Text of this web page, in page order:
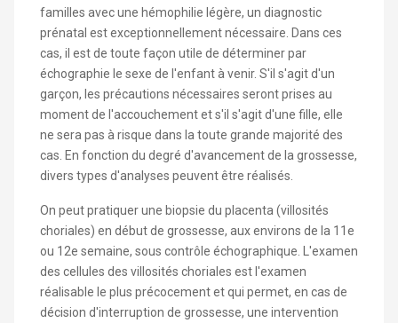
familles avec une hémophilie légère, un diagnostic
prénatal est exceptionnellement nécessaire. Dans ces
cas, il est de toute façon utile de déterminer par
échographie le sexe de l'enfant à venir. S'il s'agit d'un
garçon, les précautions nécessaires seront prises au
moment de l'accouchement et s'il s'agit d'une fille, elle
ne sera pas à risque dans la toute grande majorité des
cas. En fonction du degré d'avancement de la grossesse,
divers types d'analyses peuvent être réalisés.
On peut pratiquer une biopsie du placenta (villosités
choriales) en début de grossesse, aux environs de la 11e
ou 12e semaine, sous contrôle échographique. L'examen
des cellules des villosités choriales est l'examen
réalisable le plus précocement et qui permet, en cas de
décision d'interruption de grossesse, une intervention